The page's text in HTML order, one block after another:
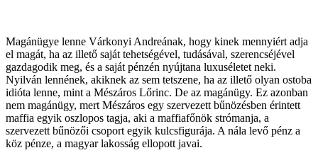
Magánügye lenne Várkonyi Andreának, hogy kinek mennyiért adja
el magát, ha az illető saját tehetségével, tudásával, szerencséjével
gazdagodik meg, és a saját pénzén nyújtana luxuséletet neki.
Nyilván lennének, akiknek az sem tetszene, ha az illető olyan ostoba
idióta lenne, mint a Mészáros Lőrinc. De az magánügy. Ez azonban
nem magánügy, mert Mészáros egy szervezett bűnözésben érintett
maffia egyik oszlopos tagja, aki a maffiafőnök strómanja, a
szervezett bűnözői csoport egyik kulcsfigurája. A nála levő pénz a
köz pénze, a magyar lakosság ellopott javai.